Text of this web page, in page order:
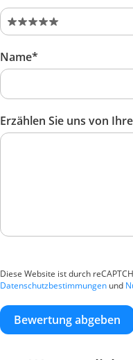
Name*
Erzählen Sie uns von
Diese Website ist durch
Datenschutzbestimmungen und
Bewertung abgeben